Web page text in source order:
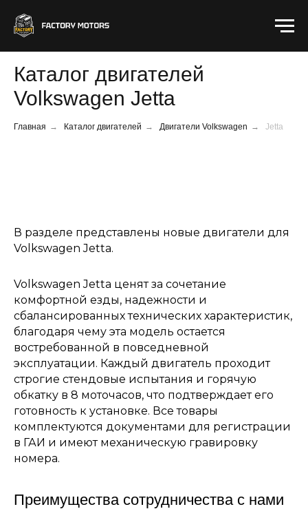
Каталог двигателей
Volkswagen Jetta
Главная → Каталог двигателей → Двигатели Volkswagen → Jetta
В разделе представлены новые двигатели для
Volkswagen Jetta.
Volkswagen Jetta ценят за сочетание
комфортной езды, надежности и
сбалансированных технических характеристик,
благодаря чему эта модель остается
востребованной в повседневной
эксплуатации. Каждый двигатель проходит
строгие стендовые испытания и горячую
обкатку в 8 моточасов, что подтверждает его
готовность к установке. Все товары
комплектуются документами для регистрации
в ГАИ и имеют механическую гравировку
номера.
Преимущества сотрудничества с нами